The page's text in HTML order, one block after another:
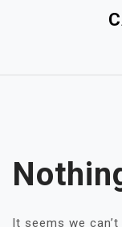
It seems we